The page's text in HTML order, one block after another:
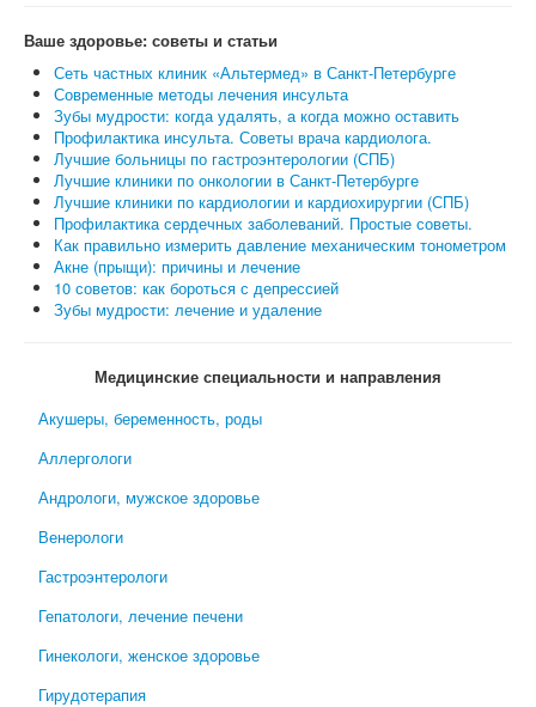
Ваше здоровье: советы и статьи
Сеть частных клиник «Альтермед» в Санкт-Петербурге
Современные методы лечения инсульта
Зубы мудрости: когда удалять, а когда можно оставить
Профилактика инсульта. Советы врача кардиолога.
Лучшие больницы по гастроэнтерологии (СПБ)
Лучшие клиники по онкологии в Санкт-Петербурге
Лучшие клиники по кардиологии и кардиохирургии (СПБ)
Профилактика сердечных заболеваний. Простые советы.
Как правильно измерить давление механическим тонометром
Акне (прыщи): причины и лечение
10 советов: как бороться с депрессией
Зубы мудрости: лечение и удаление
Медицинские специальности и направления
Акушеры, беременность, роды
Аллергологи
Андрологи, мужское здоровье
Венерологи
Гастроэнтерологи
Гепатологи, лечение печени
Гинекологи, женское здоровье
Гирудотерапия